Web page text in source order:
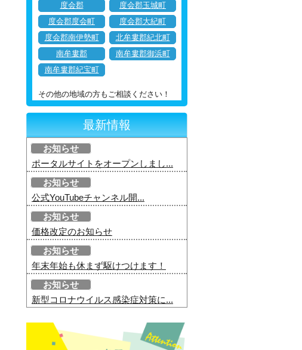
度会郡
度会郡玉城町
度会郡度会町
度会郡大紀町
度会郡南伊勢町
北牟婁郡紀北町
南牟婁郡
南牟婁郡御浜町
南牟婁郡紀宝町
その他の地域の方もご相談ください！
最新情報
お知らせ
ポータルサイトをオープンしまし...
お知らせ
公式YouTubeチャンネル開...
お知らせ
価格改定のお知らせ
お知らせ
年末年始も休まず駆けつけます！
お知らせ
新型コロナウイルス感染症対策に...